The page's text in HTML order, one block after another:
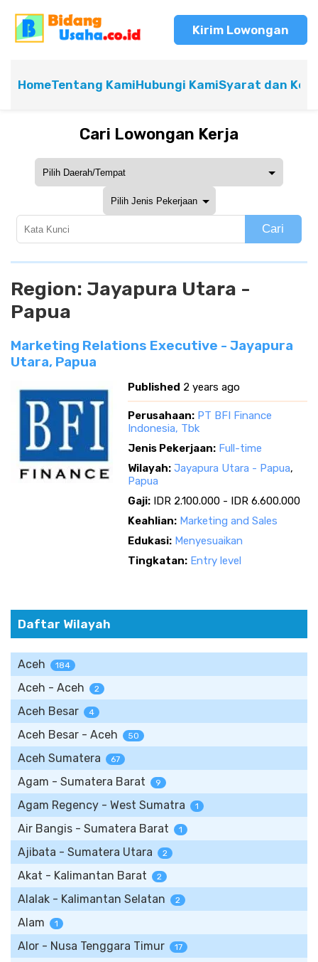
Kirim Lowongan
HomeTentang KamiHubungi KamiSyarat dan
Cari Lowongan Kerja
Cari
Region: Jayapura Utara -
Papua
Marketing Relations Executive - Jayapura
Utara, Papua
Published 2 years ago
Perusahaan: PT BFI Finance
Indonesia, Tbk
Jenis Pekerjaan: Full-time
Wilayah: Jayapura Utara - Papua,
Papua
Gaji: IDR 2.100.000 - IDR 6.600.000
Keahlian: Marketing and Sales
Edukasi: Menyesuaikan
Tingkatan: Entry level
Daftar Wilayah
Aceh 184
Aceh - Aceh 2
Aceh Besar 4
Aceh Besar - Aceh 50
Aceh Sumatera 67
Agam - Sumatera Barat 9
Agam Regency - West Sumatra 1
Air Bangis - Sumatera Barat 1
Ajibata - Sumatera Utara 2
Akat - Kalimantan Barat 2
Alalak - Kalimantan Selatan 2
Alam 1
Alor - Nusa Tenggara Timur 17